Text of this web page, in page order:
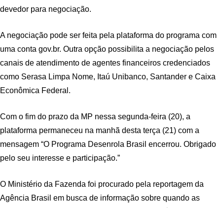
devedor para negociação.
A negociação pode ser feita pela plataforma do programa com
uma conta gov.br. Outra opção possibilita a negociação pelos
canais de atendimento de agentes financeiros credenciados
como Serasa Limpa Nome, Itaú Unibanco, Santander e Caixa
Econômica Federal.
Com o fim do prazo da MP nessa segunda-feira (20), a
plataforma permaneceu na manhã desta terça (21) com a
mensagem “O Programa Desenrola Brasil encerrou. Obrigado
pelo seu interesse e participação.”
O Ministério da Fazenda foi procurado pela reportagem da
Agência Brasil em busca de informação sobre quando as